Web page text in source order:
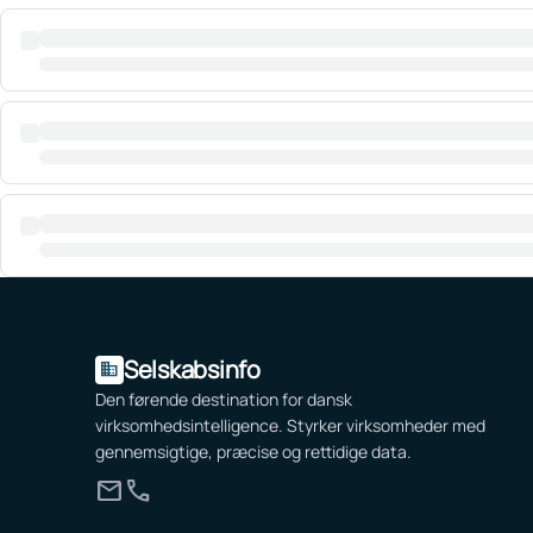
domain Selskabsinfo
Den førende destination for dansk
virksomhedsintelligence. Styrker virksomheder med
gennemsigtige, præcise og rettidige data.
mailcall